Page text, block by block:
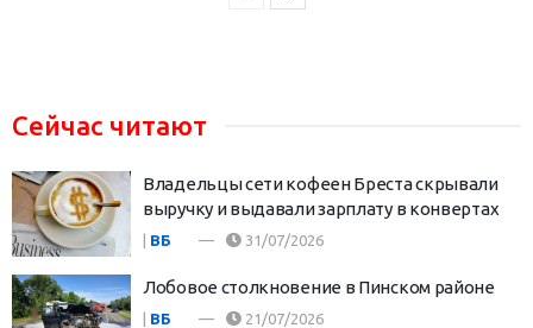
Сейчас читают
Владельцы сети кофеен Бреста скрывали
выручку и выдавали зарплату в конвертах
ВБ 31/07/2026
Лобовое столкновение в Пинском районе
| ВБ 21/07/2026